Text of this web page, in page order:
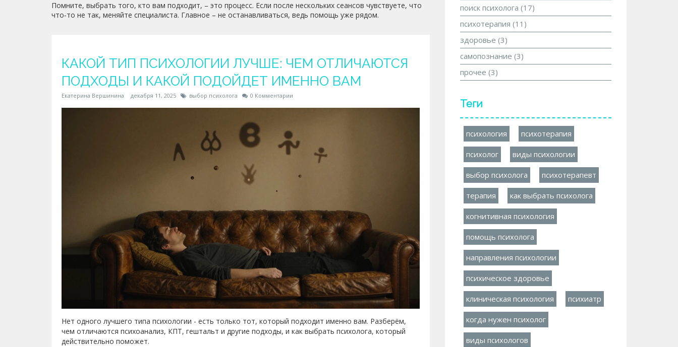
Помните, выбрать того, кто вам подходит, – это процесс. Если после нескольких сеансов чувствуете, что
что‑то не так, меняйте специалиста. Главное – не останавливаться, ведь помощь уже рядом.
КАКОЙ ТИП ПСИХОЛОГИИ ЛУЧШЕ: ЧЕМ ОТЛИЧАЮТСЯ
ПОДХОДЫ И КАКОЙ ПОДОЙДЕТ ИМЕННО ВАМ
Екатерина Вершинина декабря 11, 2025 выбор психолога 0 Комментарии
Нет одного лучшего типа психологии - есть только тот, который подходит именно вам. Разберём,
чем отличаются психоанализ, КПТ, гештальт и другие подходы, и как выбрать психолога, который
действительно поможет.
поиск психолога (17)
психотерапия (11)
здоровье (3)
самопознание (3)
прочее (3)
Теги
психология психотерапия
психолог виды психологии
выбор психолога психотерапевт
терапия как выбрать психолога
когнитивная психология
помощь психолога
направления психологии
психическое здоровье
клиническая психология психиатр
когда нужен психолог
виды психологов